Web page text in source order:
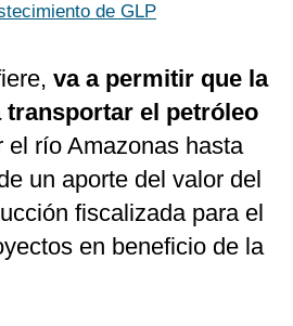
de GLP
va a permitir que la
transportar el petróleo
el río Amazonas hasta
un aporte del valor del
fiscalizada para el
en beneficio de la